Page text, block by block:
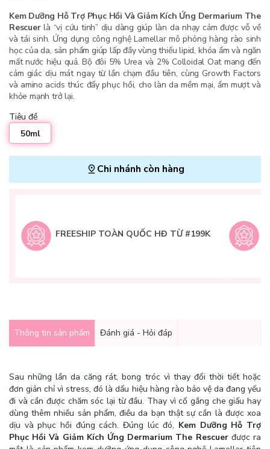
Kem Dưỡng Hỗ Trợ Phục Hồi Và Giảm Kích Ứng Dermarium The
Rescuerlà “vị cứu tinh” dịu dàng giúp làn da nhạy cảm được vỗ về
và tái sinh. Ứng dụng công nghệ Lamellar mô phỏng hàng rào sinh
học của da, sản phẩm giúp lấp đầy vùng thiếu lipid, khóa ẩm và ngăn
mất nước hiệu quả. Bộ đôi 5% Urea và 2% Colloidal Oat mang đến
cảm giác dịu mát ngay từ lần chạm đầu tiên, cùng Growth Factors
và amino acids thúc đẩy phục hồi, cho làn da mềm mại, ẩm mượt và
khỏe mạnh trở lại.
Tiêu đề
50ml
Chi nhánh còn hàng
FREESHIP TOÀN QUỐC HĐ TỪ #199K
Thông tin sản phẩm Đánh giá - Hỏi đáp
Sau những lần da căng rát, bong tróc vì thay đổi thời tiết hoặc
đơn giản chỉ vì stress, đó là dấu hiệu hàng rào bảo vệ da đang yếu
đi và cần được chăm sóc lại từ đầu. Thay vì cố gắng che giấu hay
dùng thêm nhiều sản phẩm, điều da bạn thật sự cần là được xoa
dịu và phục hồi đúng cách. Đúng lúc đó, Kem Dưỡng Hỗ Trợ
Phục Hồi Và Giảm Kích Ứng Dermarium The Rescuer được ra